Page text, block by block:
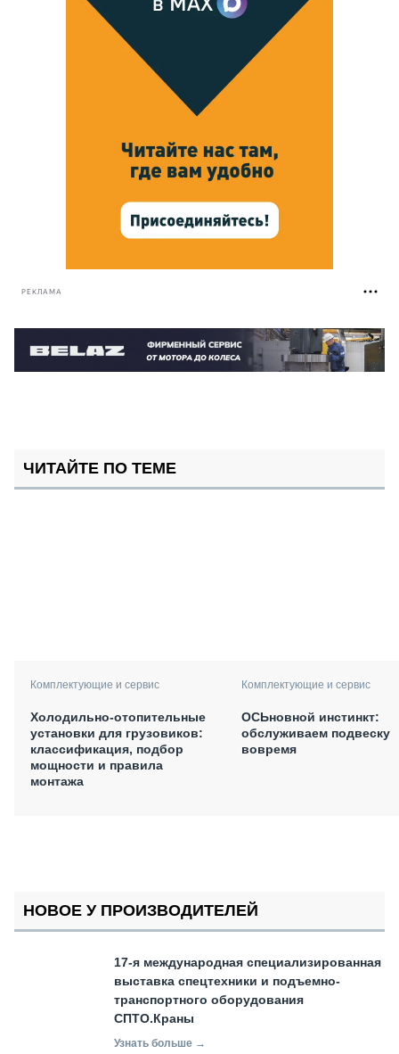
РЕКЛАМА
ЧИТАЙТЕ ПО ТЕМЕ
Комплектующие и сервис
Холодильно-отопительные
установки для грузовиков:
классификация, подбор
мощности и правила
монтажа
Комплектующие и сервис
ОСЬновной инстинкт:
обслуживаем подвеску
вовремя
НОВОЕ У ПРОИЗВОДИТЕЛЕЙ
17-я международная специализированная
выставка спецтехники и подъемно-
транспортного оборудования
СПТО.Краны
Узнать больше →